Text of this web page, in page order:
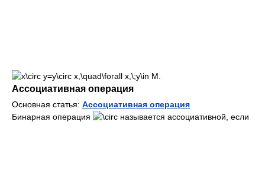
Ассоциативная операция
Основная статья: Ассоциативная операция
Бинарная операция
называется ассоциативной, если